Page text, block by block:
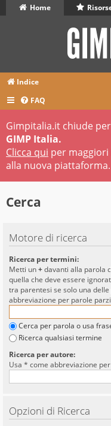
Home
Indice
FAQ
Gimpitalia.it chiude
GIMP Italia.
Clicca qui per
alla nuova piattaforma.
Cerca
Motore di ricerca
Ricerca per termini:
Metti un+davanti alla parola
quella che deve essere
tra parentesi se solo una
abbreviazione per parole
Cerca per parola o usa
Ricerca qualsiasi termine
Ricerca per autore:
Usa * come abbreviazione
Opzioni di Ricerca